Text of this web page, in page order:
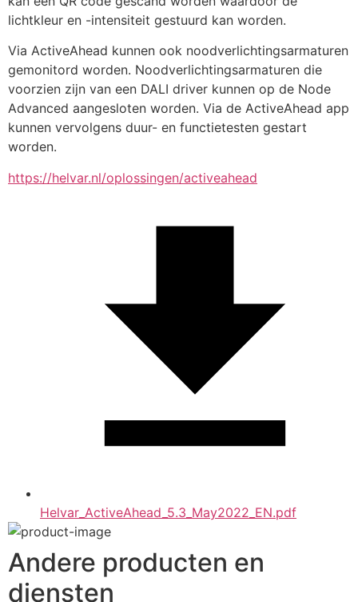
lichtkleur en -intensiteit gestuurd kan worden.
Via ActiveAhead kunnen ook noodverlichtingsarmaturen
gemonitord worden. Noodverlichtingsarmaturen die
voorzien zijn van een DALI driver kunnen op de Node
Advanced aangesloten worden. Via de ActiveAhead app
kunnen vervolgens duur- en functietesten gestart
worden.
https://helvar.nl/oplossingen/activeahead
Helvar_ActiveAhead_5.3_May2022_EN.pdf
Andere producten en
diensten